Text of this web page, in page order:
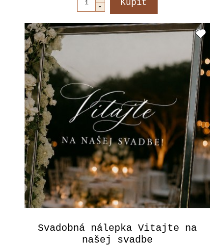
Svadobná nálepka Vitajte na
našej svadbe